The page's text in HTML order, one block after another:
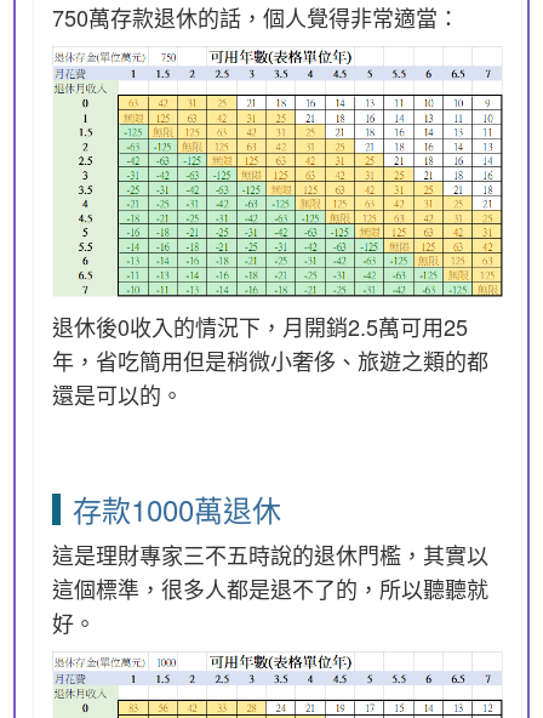
750萬存款退休的話，個人覺得非常適當：
退休後0收入的情況下，月開銷2.5萬可用25
年，省吃簡用但是稍微小奢侈、旅遊之類的都
還是可以的。
存款1000萬退休
這是理財專家三不五時說的退休門檻，其實以
這個標準，很多人都是退不了的，所以聽聽就
好。